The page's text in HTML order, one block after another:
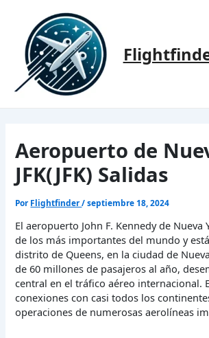
contenido
Aeropuerto de
JFK(JFK) Salidas
Por Flightfinder/septiembre 18, 2024
El aeropuerto John F. Kennedy de Nueva
de los más importantes del mundo y
distrito de Queens, en la ciudad de
de 60 millones de pasajeros al año,
central en el tráfico aéreo internacional.
conexiones con casi todos los
operaciones de numerosas aerolíneas